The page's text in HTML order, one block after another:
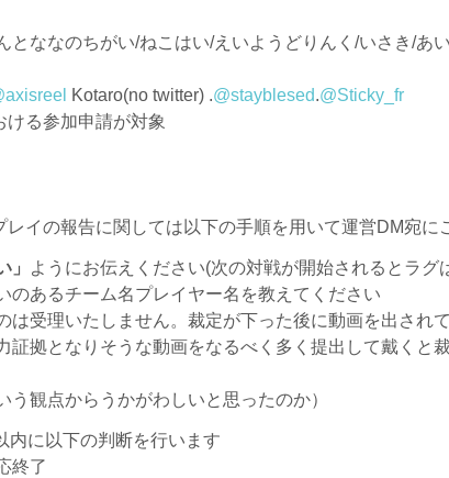
なのちがい/ねこはい/えいようどりんく/いさき/あ
Kotaro(no twitter) .@stayblesed.@Sticky_fr
る参加申請が対象
レイの報告に関しては以下の手順を用いて運営DM宛に
」
ようにお伝えください(次の対戦が開始されるとラグ
のあるチーム名プレイヤー名を教えてください
受理いたしません。裁定が下った後に動画を出され
拠となりそうな動画をなるべく多く提出して戴くと
観点からうかがわしいと思ったのか）
内に以下の判断を行います
終了